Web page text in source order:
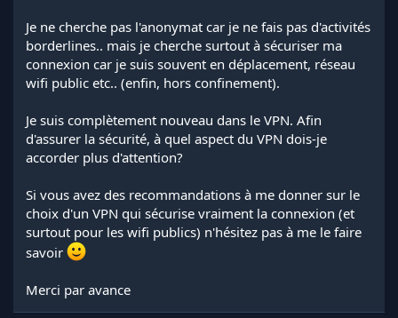
s
i
o
n
Je ne cherche pas l'anonymat car je ne fais pas d'activités
borderlines.. mais je cherche surtout à sécuriser ma
connexion car je suis souvent en déplacement, réseau
wifi public etc.. (enfin, hors confinement).
Je suis complètement nouveau dans le VPN. Afin
d'assurer la sécurité, à quel aspect du VPN dois-je
accorder plus d'attention?
Si vous avez des recommandations à me donner sur le
choix d'un VPN qui sécurise vraiment la connexion (et
surtout pour les wifi publics) n'hésitez pas à me le faire
savoir
Merci par avance